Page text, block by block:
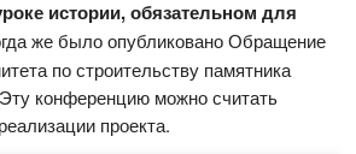
истории, обязательном для
же было опубликовано Обращение
по строительству памятника
конференцию можно считать
проекта.